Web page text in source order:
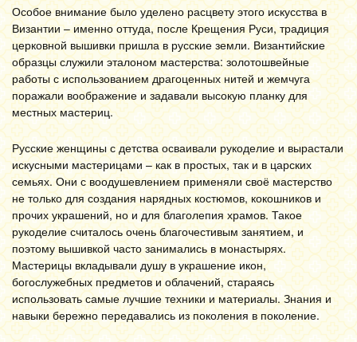
Особое внимание было уделено расцвету этого искусства в
Византии – именно оттуда, после Крещения Руси, традиция
церковной вышивки пришла в русские земли. Византийские
образцы служили эталоном мастерства: золотошвейные
работы с использованием драгоценных нитей и жемчуга
поражали воображение и задавали высокую планку для
местных мастериц.
Русские женщины с детства осваивали рукоделие и вырастали
искусными мастерицами – как в простых, так и в царских
семьях. Они с воодушевлением применяли своё мастерство
не только для создания нарядных костюмов, кокошников и
прочих украшений, но и для благолепия храмов. Такое
рукоделие считалось очень благочестивым занятием, и
поэтому вышивкой часто занимались в монастырях.
Мастерицы вкладывали душу в украшение икон,
богослужебных предметов и облачений, стараясь
использовать самые лучшие техники и материалы. Знания и
навыки бережно передавались из поколения в поколение.